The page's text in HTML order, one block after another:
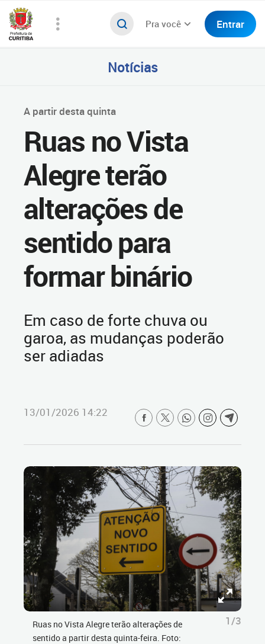
Pra você Entrar
Notícias
A partir desta quinta
Ruas no Vista
Alegre terão
alterações de
sentido para
formar binário
Em caso de forte chuva ou
garoa, as mudanças poderão
ser adiadas
13/01/2026 14:22
Ruas no Vista Alegre terão alterações de
sentido a partir desta quinta-feira. Foto:
1/3